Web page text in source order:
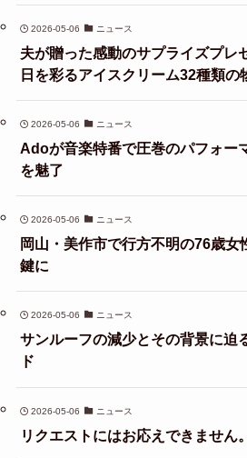
2026-05-06 ニュース
夫が贈った感動のサプライズプレ
日を彩るアイスクリーム32種類の
2026-05-06 ニュース
Adoが音楽特番で圧巻のパフォー
を魅了
2026-05-06 ニュース
岡山・美作市で行方不明の76歳女
鍵に
2026-05-06 ニュース
サンルーフの減少とその背景に迫
ド
2026-05-06 ニュース
リクエストにはお応えできません。